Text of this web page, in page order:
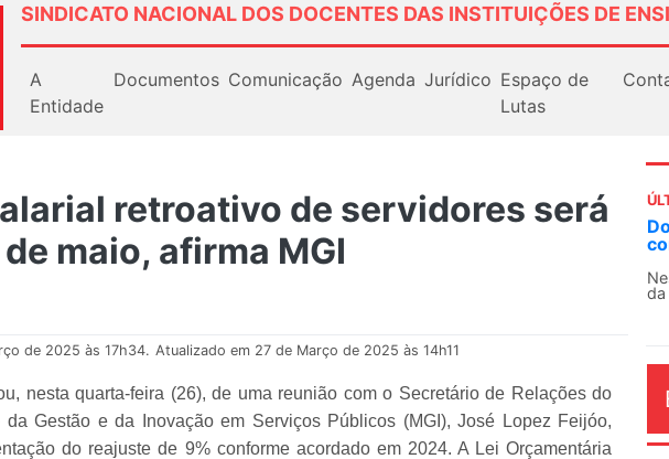
SINDICATO NACIONAL DOS DOCENTES DAS INSTITUIÇÕES DE
A
Entidade
Documentos Comunicação Agenda Jurídico Espaço de
Lutas
retroativo de servidores será
maio, afirma MGI
de 2025 às 17h34. Atualizado em 27 de Março de 2025 às 14h11
nesta quarta-feira (26), de uma reunião com o Secretário de Relações do
da Gestão e da Inovação em Serviços Públicos (MGI), José Lopez Feijóo,
do reajuste de 9% conforme acordado em 2024. A Lei Orçamentária
O